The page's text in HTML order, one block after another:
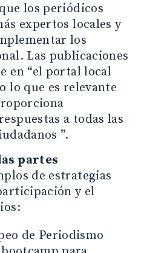
los periódicos
expertos locales y
los
Las publicaciones
en “el portal local
lo que es relevante
a todas las
”.
partes
de estrategias
y el
de Periodismo